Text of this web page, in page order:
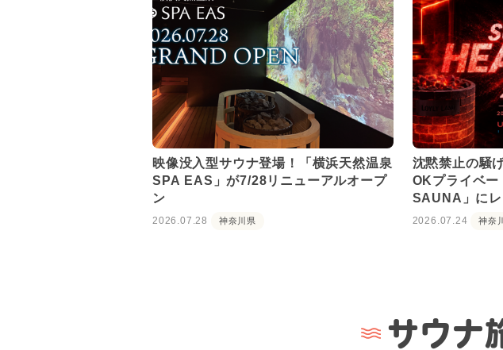
映像没入型サウナ登場！「横浜天然温泉
SPA EAS」が7/28リニューアルオープ
ン
2026.07.28 神奈川県
沈黙禁止の騒
OKプライベ
SAUNA」に
2026.07.24 神奈
サウナ